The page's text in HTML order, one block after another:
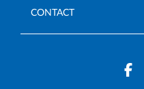
CONTACT